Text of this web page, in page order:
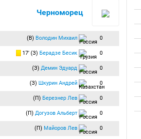
Черноморец
(В) Володин Михаил 0
17′ (З) Берадзе Бесик 0
(З) Демин Эдуард 0
(З) Шкурин Андрей 0
(П) Березнер Лев 0
(П) Догузов Альберт 0
(П) Майоров Лев 0